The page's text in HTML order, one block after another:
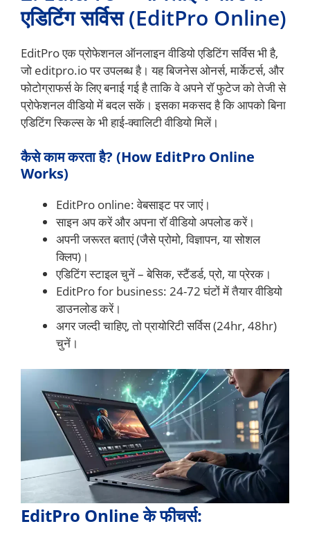
एडिटिंग सर्विस (EditPro Online)
EditPro एक प्रोफेशनल ऑनलाइन वीडियो एडिटिंग सर्विस भी है,
जो editpro.io पर उपलब्ध है। यह बिजनेस ओनर्स, मार्केटर्स, और
फोटोग्राफर्स के लिए बनाई गई है ताकि वे अपने रॉ फुटेज को तेजी से
प्रोफेशनल वीडियो में बदल सकें। इसका मकसद है कि आपको बिना
एडिटिंग स्किल्स के भी हाई-क्वालिटी वीडियो मिलें।
कैसे काम करता है? (How EditPro Online
Works)
EditPro online: वेबसाइट पर जाएं।
साइन अप करें और अपना रॉ वीडियो अपलोड करें।
अपनी जरूरत बताएं (जैसे प्रोमो, विज्ञापन, या सोशल
क्लिप)।
एडिटिंग स्टाइल चुनें – बेसिक, स्टैंडर्ड, प्रो, या प्रेरक।
EditPro for business: 24-72 घंटों में तैयार वीडियो
डाउनलोड करें।
अगर जल्दी चाहिए, तो प्रायोरिटी सर्विस (24hr, 48hr)
चुनें।
EditPro Online के फीचर्स: